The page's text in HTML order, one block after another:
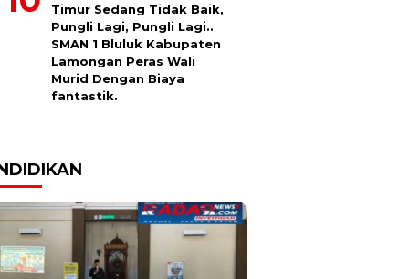
Timur Sedang Tidak Baik,
Pungli Lagi, Pungli Lagi..
SMAN 1 Bluluk Kabupaten
Lamongan Peras Wali
Murid Dengan Biaya
fantastik.